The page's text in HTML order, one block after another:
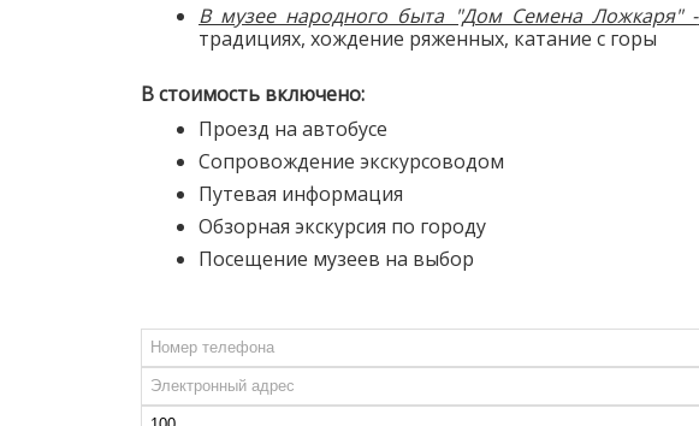
В музее народного быта "Дом Семена Ложкаря" -
традициях, хождение ряженных, катание с горы
В стоимость включено:
Проезд на автобусе
Сопровождение экскурсоводом
Путевая информация
Обзорная экскурсия по городу
Посещение музеев на выбор